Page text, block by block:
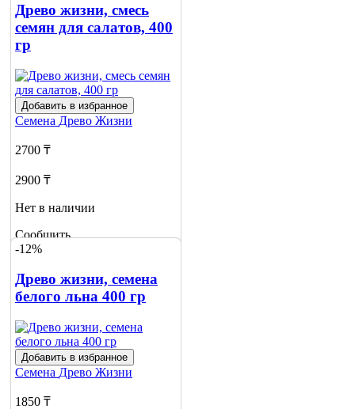
1
Древо жизни, смесь
семян для салатов, 400
гр
Добавить в избранное
Семена Древо Жизни
2700 ₸
2900 ₸
Нет в наличии
Сообщить
о наличии
-12%
Древо жизни, семена
белого льна 400 гр
Добавить в избранное
Семена Древо Жизни
1850 ₸